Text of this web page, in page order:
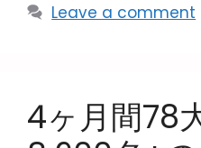
Leave a comment
4ヶ月間78